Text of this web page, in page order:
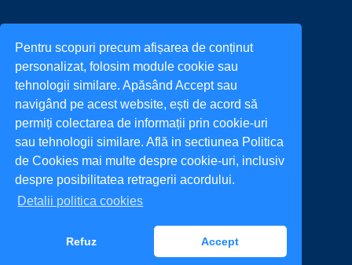
Pentru scopuri precum afișarea de conținut
personalizat, folosim module cookie sau
tehnologii similare. Apăsând Accept sau
navigând pe acest website, ești de acord să
permiți colectarea de informații prin cookie-uri
sau tehnologii similare. Află in sectiunea Politica
de Cookies mai multe despre cookie-uri, inclusiv
despre posibilitatea retragerii acordului.
Detalii politica cookies
Refuz Accept
All rights reserved. © 2022